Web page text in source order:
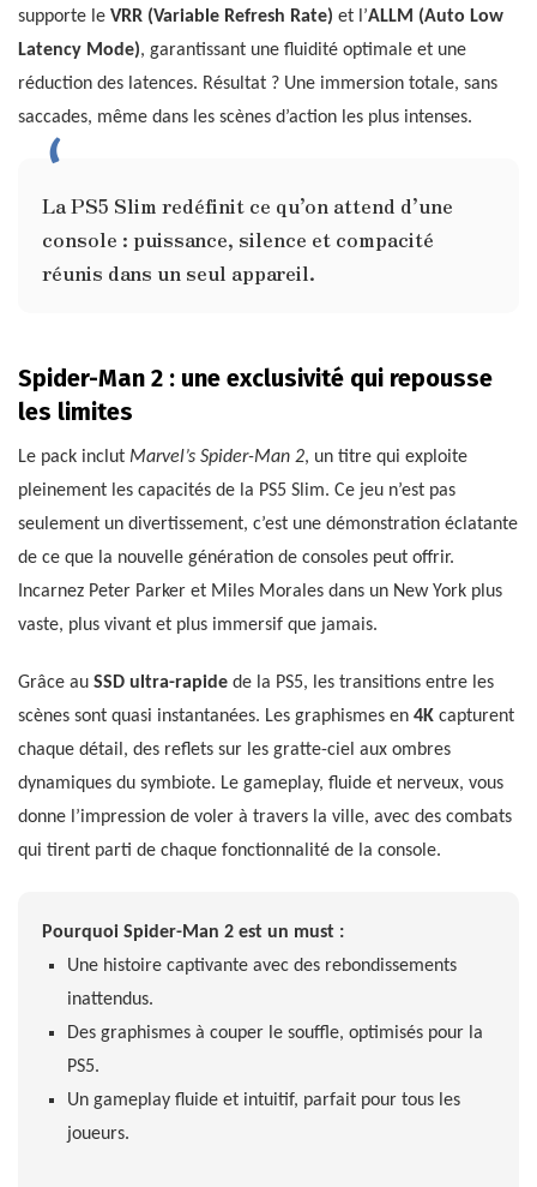
supporte le VRR (Variable Refresh Rate) et l’ALLM (Auto Low
Latency Mode), garantissant une fluidité optimale et une
réduction des latences. Résultat ? Une immersion totale, sans
saccades, même dans les scènes d’action les plus intenses.
La PS5 Slim redéfinit ce qu’on attend d’une
console : puissance, silence et compacité
réunis dans un seul appareil.
Spider-Man 2 : une exclusivité qui repousse
les limites
Le pack inclut Marvel’s Spider-Man 2, un titre qui exploite
pleinement les capacités de la PS5 Slim. Ce jeu n’est pas
seulement un divertissement, c’est une démonstration éclatante
de ce que la nouvelle génération de consoles peut offrir.
Incarnez Peter Parker et Miles Morales dans un New York plus
vaste, plus vivant et plus immersif que jamais.
Grâce au SSD ultra-rapide de la PS5, les transitions entre les
scènes sont quasi instantanées. Les graphismes en 4K capturent
chaque détail, des reflets sur les gratte-ciel aux ombres
dynamiques du symbiote. Le gameplay, fluide et nerveux, vous
donne l’impression de voler à travers la ville, avec des combats
qui tirent parti de chaque fonctionnalité de la console.
Pourquoi Spider-Man 2 est un must :
Une histoire captivante avec des rebondissements
inattendus.
Des graphismes à couper le souffle, optimisés pour la
PS5.
Un gameplay fluide et intuitif, parfait pour tous les
joueurs.